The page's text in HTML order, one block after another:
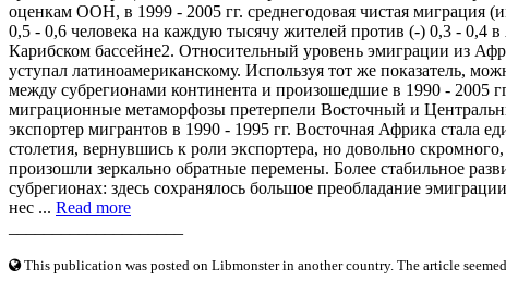
оценкам ООН, в 1999 - 2005 гг. среднегодовая чистая миграция
0,5 - 0,6 человека на каждую тысячу жителей против (-) 0,3 - 0,4
Карибском бассейне2. Относительный уровень эмиграции из
уступал латиноамериканскому. Используя тот же показатель,
между субрегионами континента и произошедшие в 1990 - 2005
миграционные метаморфозы претерпели Восточный и
экспортер мигрантов в 1990 - 1995 гг. Восточная Африка стала
столетия, вернувшись к роли экспортера, но довольно
произошли зеркально обратные перемены. Более стабильное
субрегионах: здесь сохранялось большое преобладание
нес ... Read more
This publication was posted on Libmonster in another country. The article